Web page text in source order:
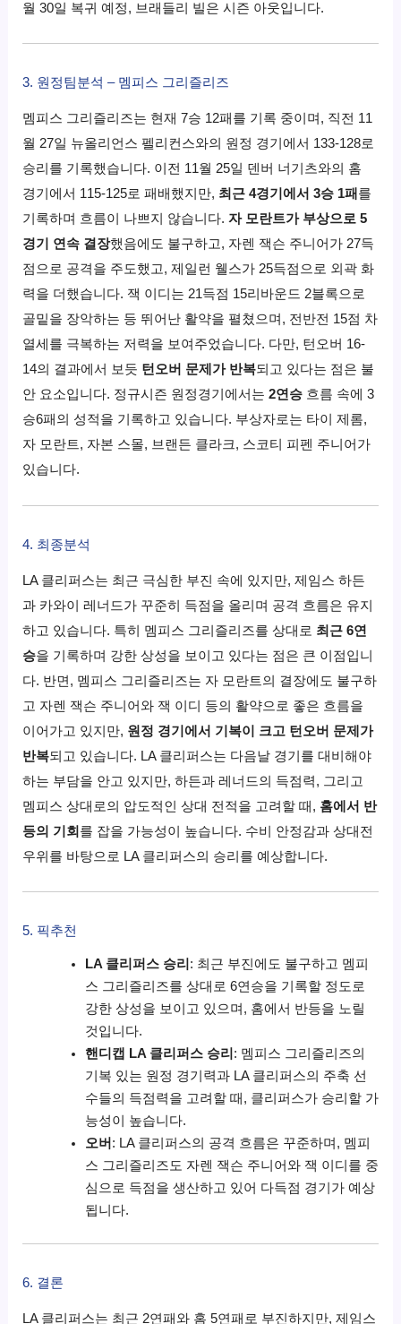
월 30일 복귀 예정, 브래들리 빌은 시즌 아웃입니다.
3. 원정팀분석 – 멤피스 그리즐리즈
멤피스 그리즐리즈는 현재 7승 12패를 기록 중이며, 직전 11
월 27일 뉴올리언스 펠리컨스와의 원정 경기에서 133-128로
승리를 기록했습니다. 이전 11월 25일 덴버 너기츠와의 홈
경기에서 115-125로 패배했지만, 최근 4경기에서 3승 1패 를
기록하며 흐름이 나쁘지 않습니다.자 모란트가 부상으로 5
경기 연속 결장했음에도 불구하고, 자렌 잭슨 주니어가 27득
점으로 공격을 주도했고, 제일런 웰스가 25득점으로 외곽 화
력을 더했습니다. 잭 이디는 21득점 15리바운드 2블록으로
골밑을 장악하는 등 뛰어난 활약을 펼쳤으며, 전반전 15점 차
열세를 극복하는 저력을 보여주었습니다. 다만, 턴오버 16-
14의 결과에서 보듯 턴오버 문제가 반복되고 있다는 점은 불
안 요소입니다. 정규시즌 원정경기에서는2연승 흐름 속에 3
승6패의 성적을 기록하고 있습니다. 부상자로는 타이 제롬,
자 모란트, 자본 스몰, 브랜든 클라크, 스코티 피펜 주니어가
있습니다.
4. 최종분석
LA 클리퍼스는 최근 극심한 부진 속에 있지만, 제임스 하든
과 카와이 레너드가 꾸준히 득점을 올리며 공격 흐름은 유지
하고 있습니다. 특히 멤피스 그리즐리즈를 상대로 최근 6연
승을 기록하며 강한 상성을 보이고 있다는 점은 큰 이점입니
다. 반면, 멤피스 그리즐리즈는 자 모란트의 결장에도 불구하
고 자렌 잭슨 주니어와 잭 이디 등의 활약으로 좋은 흐름을
이어가고 있지만, 원정 경기에서 기복이 크고 턴오버 문제가
반복되고 있습니다. LA 클리퍼스는 다음날 경기를 대비해야
하는 부담을 안고 있지만, 하든과 레너드의 득점력, 그리고
멤피스 상대로의 압도적인 상대 전적을 고려할 때, 홈에서 반
등의 기회를 잡을 가능성이 높습니다. 수비 안정감과 상대전
우위를 바탕으로 LA 클리퍼스의 승리를 예상합니다.
5. 픽추천
LA 클리퍼스 승리 : 최근 부진에도 불구하고 멤피
스 그리즐리즈를 상대로 6연승을 기록할 정도로
강한 상성을 보이고 있으며, 홈에서 반등을 노릴
것입니다.
핸디캡 LA 클리퍼스 승리 : 멤피스 그리즐리즈의
기복 있는 원정 경기력과 LA 클리퍼스의 주축 선
수들의 득점력을 고려할 때, 클리퍼스가 승리할 가
능성이 높습니다.
오버 : LA 클리퍼스의 공격 흐름은 꾸준하며, 멤피
스 그리즐리즈도 자렌 잭슨 주니어와 잭 이디를 중
심으로 득점을 생산하고 있어 다득점 경기가 예상
됩니다.
6. 결론
LA 클리퍼스는 최근 2연패와 홈 5연패로 부진하지만, 제임스